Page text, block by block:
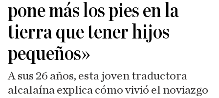
pone más los pies en la
tierra que tener hijos
pequeños»
A sus 26 años, esta joven traductora
alcalaína explica cómo vivió el noviazgo